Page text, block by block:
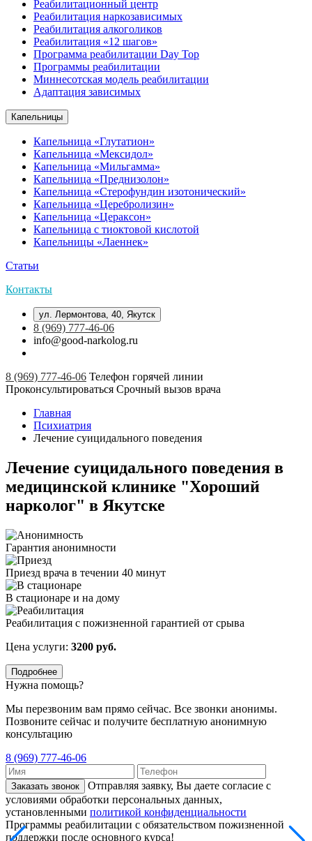
Реабилитационный центр
Реабилитация наркозависимых
Реабилитация алкоголиков
Реабилитация «12 шагов»
Программа реабилитации Day Top
Программы реабилитации
Миннесотская модель реабилитации
Адаптация зависимых
Капельницы
Капельница «Глутатион»
Капельница «Мексидол»
Капельница «Мильгамма»
Капельница «Преднизолон»
Капельница «Стерофундин изотонический»
Капельница «Церебролизин»
Капельница «Цераксон»
Капельница с тиоктовой кислотой
Капельницы «Лаеннек»
Статьи
Контакты
ул. Лермонтова, 40, Якутск
8 (969) 777-46-06
info@good-narkolog.ru
8 (969) 777-46-06 Телефон горячей линии
Проконсультироваться Срочный вызов врача
Главная
Психиатрия
Лечение суицидального поведения
Лечение суицидального поведения в
медицинской клинике "Хороший
нарколог" в Якутске
Гарантия анонимности
Приезд врача в течении 40 минут
В стационаре и на дому
Реабилитация с пожизненной гарантией от срыва
Цена услуги: 3200 руб.
Подробнее
Нужна помощь?
Мы перезвоним вам прямо сейчас. Все звонки анонимы.
Позвоните сейчас и получите бесплатную анонимную
консультацию
8 (969) 777-46-06
Заказать звонок
Отправляя заявку, Вы даете согласие с
условиями обработки персональных данных,
установленными политикой конфиденциальности
Программы реабилитации с обязательством пожизненной
поддержки после основного курса!